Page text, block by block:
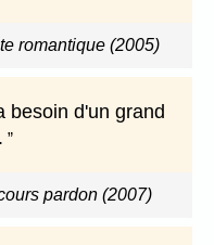
romantique (2005)
besoin d'un grand
pardon (2007)